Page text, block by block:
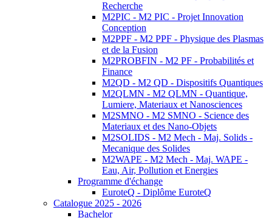
Recherche
M2PIC - M2 PIC - Projet Innovation
Conception
M2PPF - M2 PPF - Physique des Plasmas
et de la Fusion
M2PROBFIN - M2 PF - Probabilités et
Finance
M2QD - M2 QD - Dispositifs Quantiques
M2QLMN - M2 QLMN - Quantique,
Lumiere, Materiaux et Nanosciences
M2SMNO - M2 SMNO - Science des
Materiaux et des Nano-Objets
M2SOLIDS - M2 Mech - Maj. Solids -
Mecanique des Solides
M2WAPE - M2 Mech - Maj. WAPE -
Eau, Air, Pollution et Energies
Programme d'échange
EuroteQ - Diplôme EuroteQ
Catalogue 2025 - 2026
Bachelor